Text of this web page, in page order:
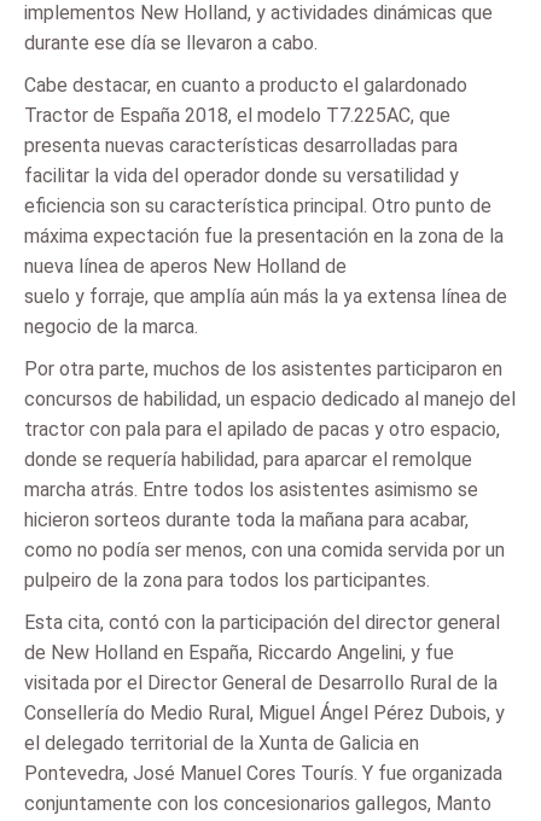
implementos New Holland, y actividades dinámicas que
durante ese día se llevaron a cabo.
Cabe destacar, en cuanto a producto el galardonado
Tractor de España 2018, el modelo T7.225AC, que
presenta nuevas características desarrolladas para
facilitar la vida del operador donde su versatilidad y
eficiencia son su característica principal. Otro punto de
máxima expectación fue la presentación en la zona de la
nueva línea de aperos New Holland de
suelo y forraje, que amplía aún más la ya extensa línea de
negocio de la marca.
Por otra parte, muchos de los asistentes participaron en
concursos de habilidad, un espacio dedicado al manejo del
tractor con pala para el apilado de pacas y otro espacio,
donde se requería habilidad, para aparcar el remolque
marcha atrás. Entre todos los asistentes asimismo se
hicieron sorteos durante toda la mañana para acabar,
como no podía ser menos, con una comida servida por un
pulpeiro de la zona para todos los participantes.
Esta cita, contó con la participación del director general
de New Holland en España, Riccardo Angelini, y fue
visitada por el Director General de Desarrollo Rural de la
Consellería do Medio Rural, Miguel Ángel Pérez Dubois, y
el delegado territorial de la Xunta de Galicia en
Pontevedra, José Manuel Cores Tourís. Y fue organizada
conjuntamente con los concesionarios gallegos, Manto